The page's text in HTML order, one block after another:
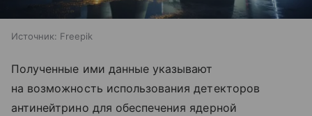
Источник: Freepik
Полученные ими данные указывают
на возможность использования детекторов
антинейтрино для обеспечения ядерной